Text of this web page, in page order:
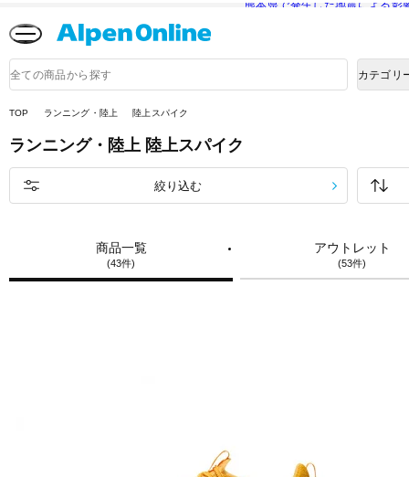
熊本県で発生した地震による影
品
検
カテゴリ
TOP ランニング・陸上 陸上スパイク
ランニング・陸上 陸上スパイク
商品一覧
(43件)
アウトレット
(53件)
絞り込む